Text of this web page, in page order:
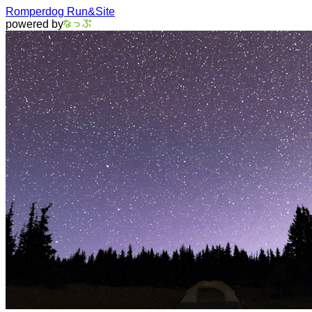
Romperdog Run&Site
powered by